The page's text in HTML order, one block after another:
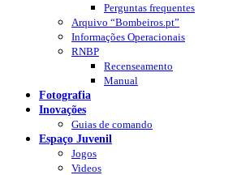
Perguntas frequentes
Arquivo “Bombeiros.pt”
Informações Operacionais
RNBP
Recenseamento
Manual
Fotografia
Inovações
Guias de comando
Espaço Juvenil
Jogos
Videos